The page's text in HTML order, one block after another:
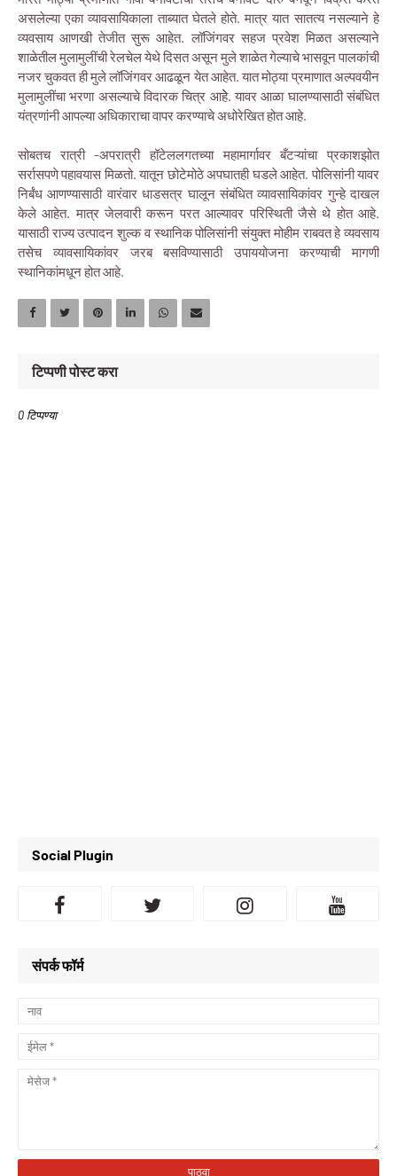
असलेल्या एका व्यावसायिकाला ताब्यात घेतले होते. मात्र यात सातत्य नसल्याने हे
व्यवसाय आणखी तेजीत सुरू आहेत. लॉजिंगवर सहज प्रवेश मिळत असल्याने
शाळेतील मुलामुलींची रेलचेल येथे दिसत असून मुले शाळेत गेल्याचे भासवून पालकांची
नजर चुकवत ही मुले लॉजिंगवर आढळून येत आहेत. यात मोठ्या प्रमाणात अल्पवयीन
मुलामुलींचा भरणा असल्याचे विदारक चित्र आहेे. यावर आळा घालण्यासाठी संबंधित
यंत्रणांनी आपल्या अधिकाराचा वापर करण्याचे अधोरेखित होत आहे.
सोबतच रात्री -अपरात्री हॉटेललगतच्या महामार्गावर बँटऱ्यांचा प्रकाशझोत
सर्रासपणे पहावयास मिळतो. यातून छोटेमोठे अपघातही घडले आहेत. पोलिसांनी यावर
निर्बंध आणण्यासाठी वारंवार धाडसत्र घालून संबंधित व्यावसायिकांवर गुन्हे दाखल
केले आहेत. मात्र जेलवारी करून परत आल्यावर परिस्थिती जैसे थे होत आहे.
यासाठी राज्य उत्पादन शुल्क व स्थानिक पोलिसांनी संयुक्त मोहीम राबवत हे व्यवसाय
तसेच व्यावसायिकांवर जरब बसविण्यासाठी उपाययोजना करण्याची मागणी
स्थानिकांमधून होत आहे.
टिप्पणी पोस्ट करा
0 टिप्पण्या
Social Plugin
संपर्क फॉर्म